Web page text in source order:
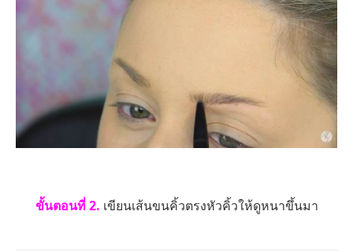
ขั้นตอนที่ 2. เขียนเส้นขนคิ้วตรงหัวคิ้วให้ดูหนาขึ้นมา